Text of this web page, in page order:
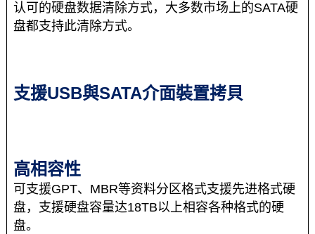
认可的硬盘数据清除方式，大多数市场上的SATA硬
盘都支持此清除方式。
支援USB與SATA介面裝置拷貝
高相容性
可支援GPT、MBR等资料分区格式支援先进格式硬
盘，支援硬盘容量达18TB以上相容各种格式的硬
盘。